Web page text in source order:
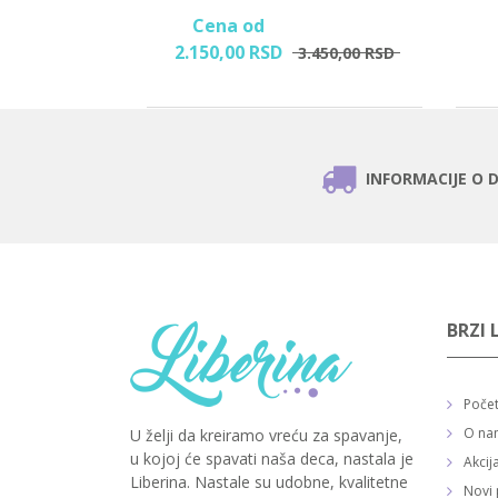
Cena od
2.150,00 RSD 3.450,00 RSD
INFORMACIJE O
U želji da kreiramo vreću za spavanje,
u kojoj će spavati naša deca, nastala je
Liberina. Nastale su udobne, kvalitetne
BRZI
O
Akcija
Novi